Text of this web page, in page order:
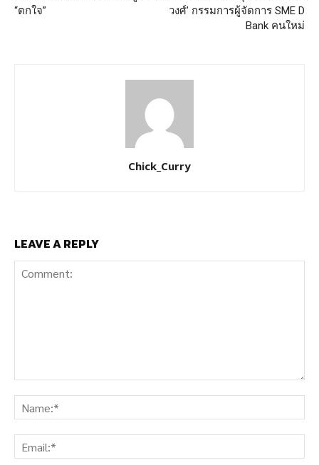
“ตกใจ”
วงศ์’ กรรมการผู้จัดการ SME D
Bank คนใหม่
Chick_Curry
LEAVE A REPLY